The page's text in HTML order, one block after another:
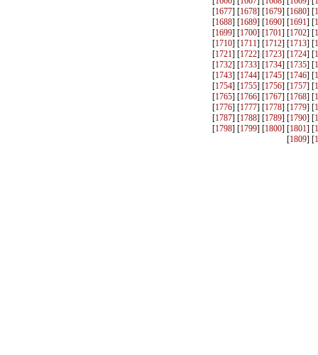
[1677] [1678] [1679] [1680] [
[1688] [1689] [1690] [1691] [
[1699] [1700] [1701] [1702] [
[1710] [1711] [1712] [1713] [
[1721] [1722] [1723] [1724] [
[1732] [1733] [1734] [1735] [
[1743] [1744] [1745] [1746] [
[1754] [1755] [1756] [1757] [
[1765] [1766] [1767] [1768] [
[1776] [1777] [1778] [1779] [
[1787] [1788] [1789] [1790] [
[1798] [1799] [1800] [1801] [
[1809] [